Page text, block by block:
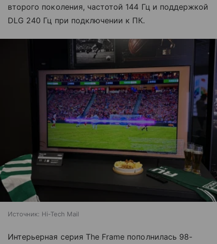
второго поколения, частотой 144 Гц и поддержкой
DLG 240 Гц при подключении к ПК.
Источник: Hi-Tech Mail
Интерьерная серия The Frame пополнилась 98-